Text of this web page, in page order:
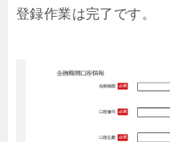
登録作業は完了です。